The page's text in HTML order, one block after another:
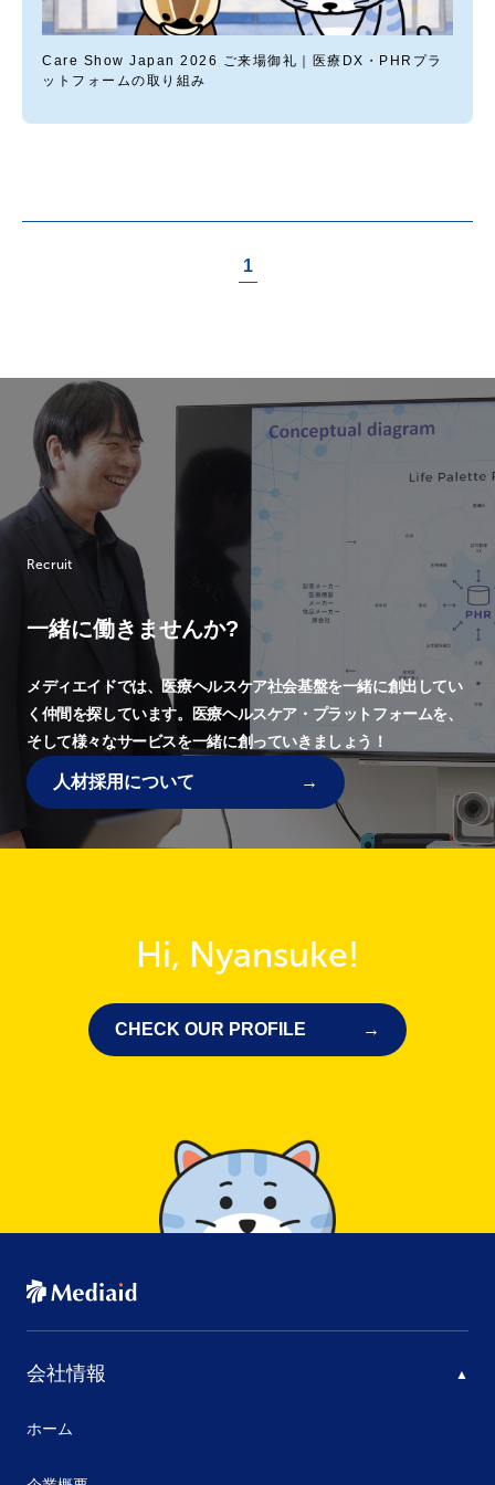
Care Show Japan 2026 ご来場御礼｜医療DX・PHRプラ
ットフォームの取り組み
1
Recruit
一緒に働きませんか?
メディエイドでは、医療ヘルスケア社会基盤を一緒に創出してい
く仲間を探しています。
医療ヘルスケア・プラットフォームを、
そして様々なサービスを一緒に創っていきましょう！
人材採用について
Hi, Nyansuke!
CHECK OUR PROFILE
会社情報
ホーム